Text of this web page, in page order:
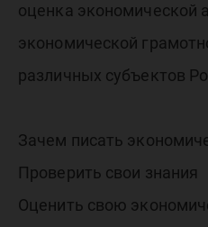
оценка экономической
экономической
различных субъектов
Зачем писать
Проверить свои знания
Оценить свою